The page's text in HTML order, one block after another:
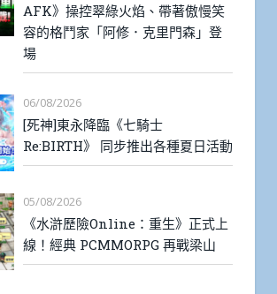
AFK》操控翠綠火焰、帶著傲慢笑
容的格鬥家「阿修．克里門森」登
場
06/08/2026
[死神]東永降臨《七騎士
Re:BIRTH》 同步推出各種夏日活動
05/08/2026
《水滸歷險Online：重生》正式上
線！經典 PCMMORPG 再戰梁山